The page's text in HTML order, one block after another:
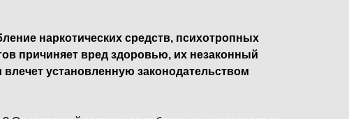
наркотических средств, психотропных
причиняет вред здоровью, их незаконный
установленную законодательством